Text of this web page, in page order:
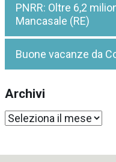
PNRR: Oltre 6,2
Mancasale (RE)
Buone vacanze da
Archivi
Archivi